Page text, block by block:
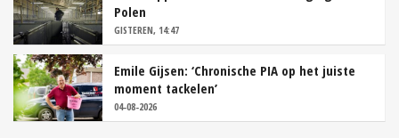
Polen
GISTEREN, 14:47
Emile Gijsen: ‘Chronische PIA op het juiste
moment tackelen’
04-08-2026